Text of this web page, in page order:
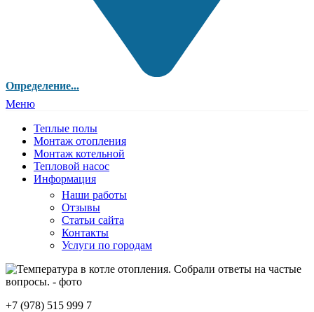
Определение...
Меню
Теплые полы
Монтаж отопления
Монтаж котельной
Тепловой насос
Информация
Наши работы
Отзывы
Статьи сайта
Контакты
Услуги по городам
+7 (978) 515 999 7